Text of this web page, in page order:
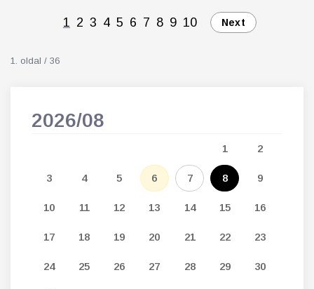
1 2 3 4 5 6 7 8 9 10 Next
1. oldal / 36
2026/08
1 2
3 4 5 6 7 8 9
10 11 12 13 14 15 16
17 18 19 20 21 22 23
24 25 26 27 28 29 30